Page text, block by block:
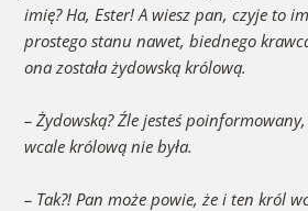
imię? Ha, Ester! A wiesz pan, czyje to
prostego stanu nawet, biednego
ona została żydowską królową.
– Żydowską? Źle jesteś
wcale królową nie była.
– Tak?! Pan może powie, że i ten król